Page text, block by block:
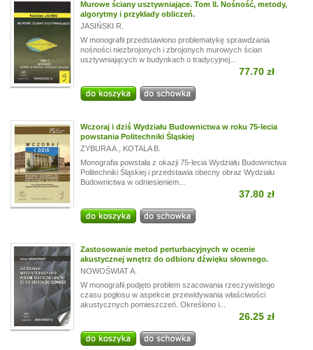
Murowe ściany usztywniające. Tom II. Nośność, metody,
algorytmy i przykłady obliczeń.
JASIŃSKI R.
W monografii przedstawiono problematykę sprawdzania
nośności niezbrojonych i zbrojonych murowych ścian
usztywniających w budynkach o tradycyjnej...
77.70 zł
Wczoraj i dziś Wydziału Budownictwa w roku 75-lecia
powstania Politechniki Śląskiej
ZYBURA A.
KOTALA B.
Monografia powstała z okazji 75-lecia Wydziału Budownictwa
Politechniki Śląskiej i przedstawia obecny obraz Wydziału
Budownictwa w odniesieniem...
37.80 zł
Zastosowanie metod perturbacyjnych w ocenie
akustycznej wnętrz do odbioru dźwięku słownego.
NOWOŚWIAT A.
W monografii podjęto problem szacowania rzeczywistego
czasu pogłosu w aspekcie przewidywania właściwości
akustycznych pomieszczeń. Określono i...
26.25 zł